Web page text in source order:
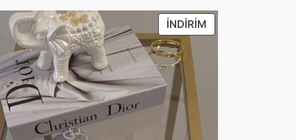
İNDIRIMİNDIRIMDEKI
ÜRÜN